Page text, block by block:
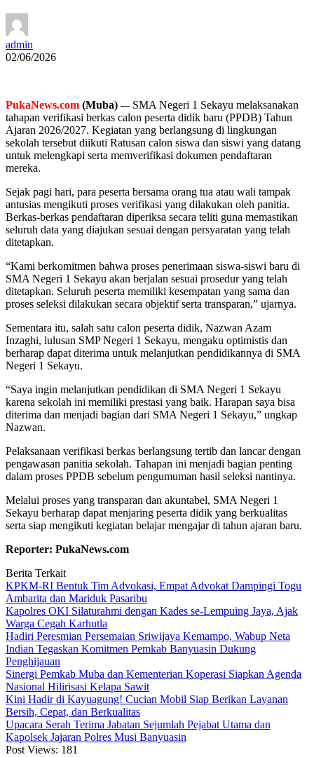
admin
02/06/2026
PukaNews.com (Muba) -–SMA Negeri 1 Sekayu melaksanakan
tahapan verifikasi berkas calon peserta didik baru (PPDB) Tahun
Ajaran 2026/2027. Kegiatan yang berlangsung di lingkungan
sekolah tersebut diikuti Ratusan calon siswa dan siswi yang datang
untuk melengkapi serta memverifikasi dokumen pendaftaran
mereka.
Sejak pagi hari, para peserta bersama orang tua atau wali tampak
antusias mengikuti proses verifikasi yang dilakukan oleh panitia.
Berkas-berkas pendaftaran diperiksa secara teliti guna memastikan
seluruh data yang diajukan sesuai dengan persyaratan yang telah
ditetapkan.
“Kami berkomitmen bahwa proses penerimaan siswa-siswi baru di
SMA Negeri 1 Sekayu akan berjalan sesuai prosedur yang telah
ditetapkan. Seluruh peserta memiliki kesempatan yang sama dan
proses seleksi dilakukan secara objektif serta transparan,” ujarnya.
Sementara itu, salah satu calon peserta didik, Nazwan Azam
Inzaghi, lulusan SMP Negeri 1 Sekayu, mengaku optimistis dan
berharap dapat diterima untuk melanjutkan pendidikannya di SMA
Negeri 1 Sekayu.
“Saya ingin melanjutkan pendidikan di SMA Negeri 1 Sekayu
karena sekolah ini memiliki prestasi yang baik. Harapan saya bisa
diterima dan menjadi bagian dari SMA Negeri 1 Sekayu,” ungkap
Nazwan.
Pelaksanaan verifikasi berkas berlangsung tertib dan lancar dengan
pengawasan panitia sekolah. Tahapan ini menjadi bagian penting
dalam proses PPDB sebelum pengumuman hasil seleksi nantinya.
Melalui proses yang transparan dan akuntabel, SMA Negeri 1
Sekayu berharap dapat menjaring peserta didik yang berkualitas
serta siap mengikuti kegiatan belajar mengajar di tahun ajaran baru.
Reporter: PukaNews.com
Berita Terkait
KPKM-RI Bentuk Tim Advokasi, Empat Advokat Dampingi Togu
Ambarita dan Mariduk Pasaribu
Kapolres OKI Silaturahmi dengan Kades se-Lempuing Jaya, Ajak
Warga Cegah Karhutla
Hadiri Peresmian Persemaian Sriwijaya Kemampo, Wabup Neta
Indian Tegaskan Komitmen Pemkab Banyuasin Dukung
Penghijauan
Sinergi Pemkab Muba dan Kementerian Koperasi Siapkan Agenda
Nasional Hilirisasi Kelapa Sawit
Kini Hadir di Kayuagung! Cucian Mobil Siap Berikan Layanan
Bersih, Cepat, dan Berkualitas
Upacara Serah Terima Jabatan Sejumlah Pejabat Utama dan
Kapolsek Jajaran Polres Musi Banyuasin
Post Views: 181